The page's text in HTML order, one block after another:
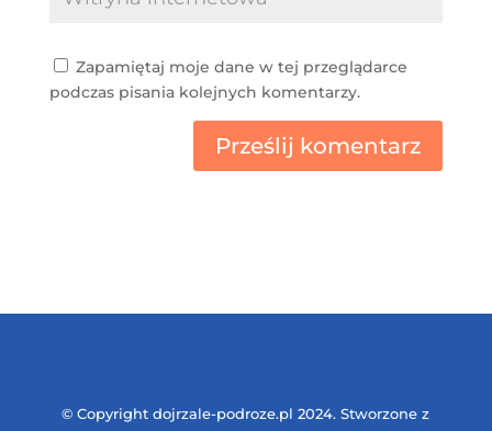
Zapamiętaj moje dane w tej przeglądarce
podczas pisania kolejnych komentarzy.
Prześlij komentarz
© Copyright dojrzale-podroze.pl 2024. Stworzone z